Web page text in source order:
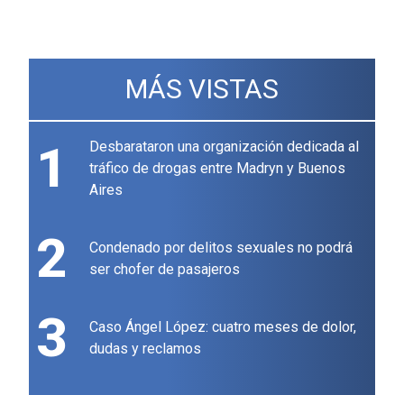
MÁS VISTAS
1
Desbarataron una organización dedicada al
tráfico de drogas entre Madryn y Buenos
Aires
2
Condenado por delitos sexuales no podrá
ser chofer de pasajeros
3
Caso Ángel López: cuatro meses de dolor,
dudas y reclamos